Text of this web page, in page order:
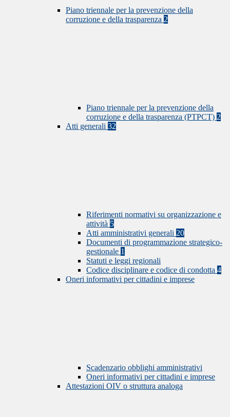
Piano triennale per la prevenzione della
corruzione e della trasparenza 2
Piano triennale per la prevenzione della
corruzione e della trasparenza (PTPCT) 2
Atti generali 32
Riferimenti normativi su organizzazione e
attività 5
Atti amministrativi generali 20
Documenti di programmazione strategico-
gestionale 1
Statuti e leggi regionali
Codice disciplinare e codice di condotta 4
Oneri informativi per cittadini e imprese
Scadenzario obblighi amministrativi
Oneri informativi per cittadini e imprese
Attestazioni OIV o struttura analoga